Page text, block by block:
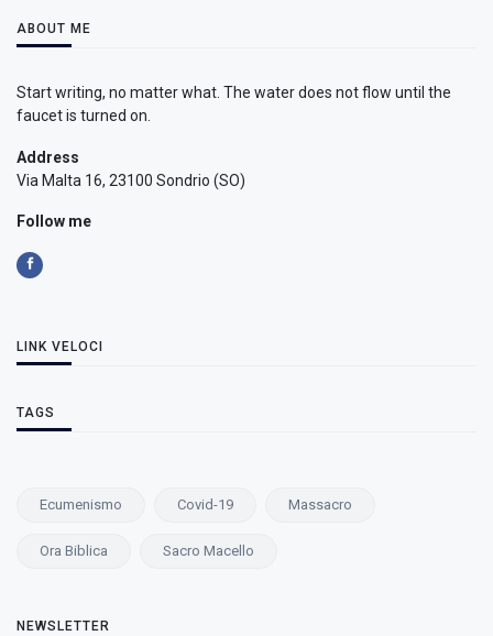
ABOUT ME
Start writing, no matter what. The water does not flow until the
faucet is turned on.
Address
Via Malta 16, 23100 Sondrio (SO)
Follow me
LINK VELOCI
TAGS
Ecumenismo Covid-19 Massacro
Ora Biblica Sacro Macello
NEWSLETTER